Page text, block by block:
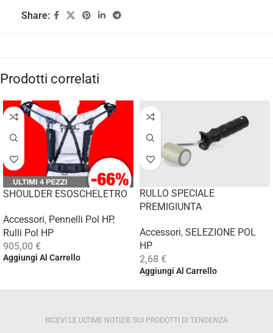
Share:
Prodotti correlati
SHOULDER ESOSCHELETRO
Accessori, Pennelli Pol HP,
Rulli Pol HP
905,00 €
Aggiungi Al Carrello
RULLO SPECIALE
PREMIGIUNTA
Accessori, SELEZIONE POL
HP
2,68 €
Aggiungi Al Carrello
RICEVI LE ULTIME NOTIZIE SUI PRODOTTI DI TENDENZA